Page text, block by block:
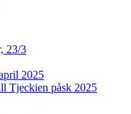
23/3
2025
Tjeckien påsk 2025